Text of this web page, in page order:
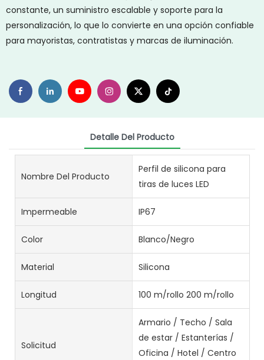
constante, un suministro escalable y soporte para la
personalización, lo que lo convierte en una opción confiable
para mayoristas, contratistas y marcas de iluminación.
Detalle Del Producto
Nombre Del Producto
Perfil de silicona para
tiras de luces LED
Impermeable IP67
Color Blanco/Negro
Material Silicona
Longitud 100 m/rollo 200 m/rollo
Solicitud
Armario / Techo / Sala
de estar / Estanterías /
Oficina / Hotel / Centro